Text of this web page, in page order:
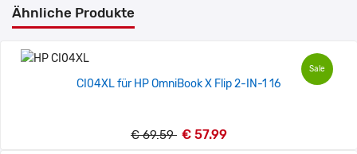
Ähnliche Produkte
Sale
CI04XL für HP OmniBook X Flip 2-IN-1 16
€ 69.59 € 57.99